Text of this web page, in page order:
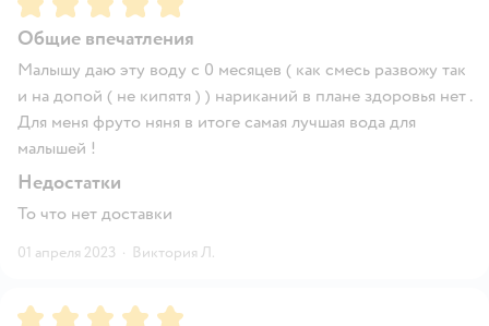
Общие впечатления
Малышу даю эту воду с 0 месяцев ( как смесь развожу так
и на допой ( не кипятя ) ) нариканий в плане здоровья нет .
Для меня фруто няня в итоге самая лучшая вода для
малышей !
Недостатки
То что нет доставки
01 апреля 2023 · Виктория Л.
Рейтинг:5